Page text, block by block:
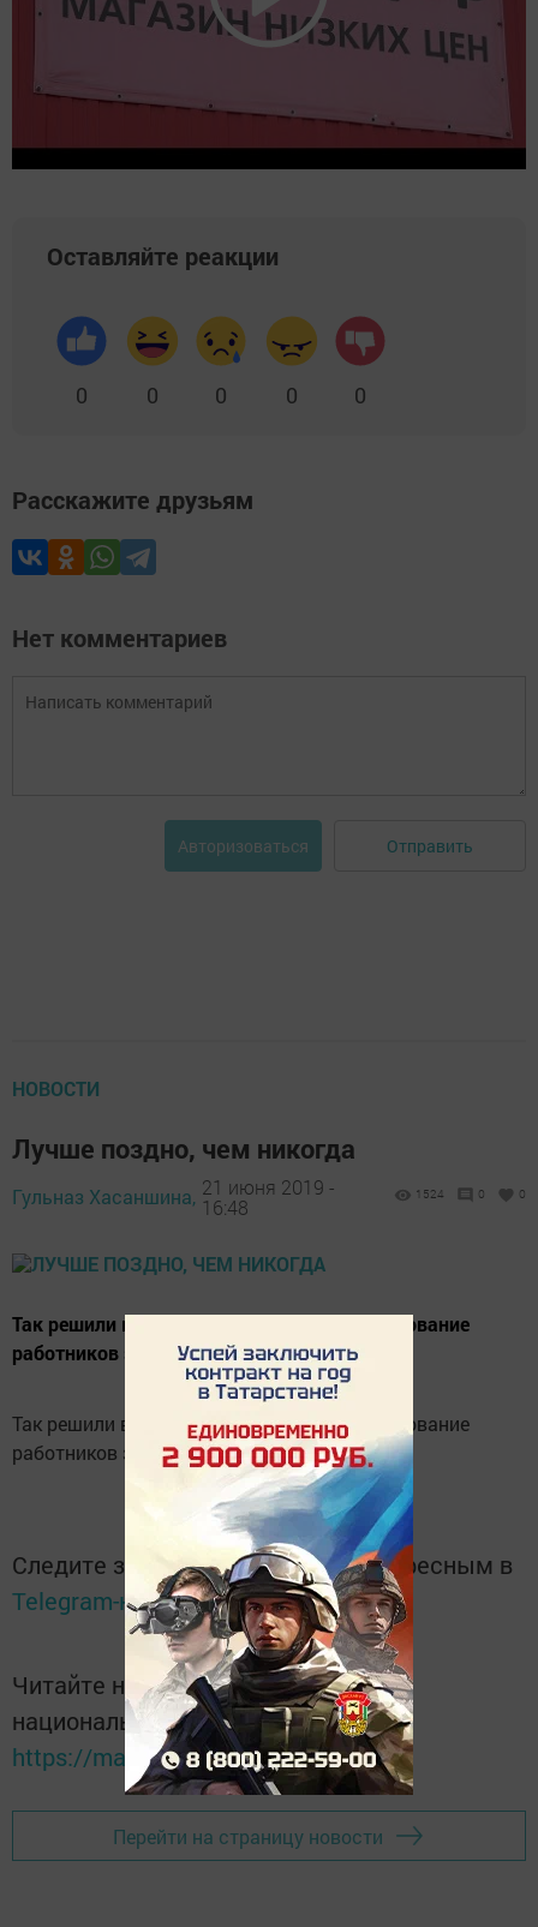
Оставляйте реакции
0 0 0 0 0
Расскажите друзьям
Нет комментариев
Авторизоваться Отправить
НОВОСТИ
Лучше поздно, чем никогда
Гульназ Хасаншина, 21 июня 2019 -
16:48
1524 0 0
Так решили врачи Нурлата и провели чествование
работников здравоохранения.
Так решили врачи Нурлата и провели чествование
работников здравоохранения.
Следите за самым важным и интересным в
Telegram-каналеТатмедиа
Читайте новости Татарстана в
национальном мессенджере MАХ:
https://max.ru/tatmedia
Перейти на страницу новости